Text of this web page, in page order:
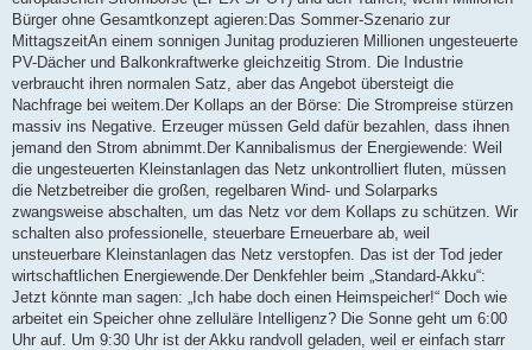
Bürger ohne Gesamtkonzept agieren:Das Sommer-Szenario zur
MittagszeitAn einem sonnigen Junitag produzieren Millionen ungesteuerte
PV-Dächer und Balkonkraftwerke gleichzeitig Strom. Die Industrie
verbraucht ihren normalen Satz, aber das Angebot übersteigt die
Nachfrage bei weitem.Der Kollaps an der Börse: Die Strompreise stürzen
massiv ins Negative. Erzeuger müssen Geld dafür bezahlen, dass ihnen
jemand den Strom abnimmt.Der Kannibalismus der Energiewende: Weil
die ungesteuerten Kleinstanlagen das Netz unkontrolliert fluten, müssen
die Netzbetreiber die großen, regelbaren Wind- und Solarparks
zwangsweise abschalten, um das Netz vor dem Kollaps zu schützen. Wir
schalten also professionelle, steuerbare Erneuerbare ab, weil
unsteuerbare Kleinstanlagen das Netz verstopfen. Das ist der Tod jeder
wirtschaftlichen Energiewende.Der Denkfehler beim „Standard-Akku“:
Jetzt könnte man sagen: „Ich habe doch einen Heimspeicher!“ Doch wie
arbeitet ein Speicher ohne zelluläre Intelligenz? Die Sonne geht um 6:00
Uhr auf. Um 9:30 Uhr ist der Akku randvoll geladen, weil er einfach starr